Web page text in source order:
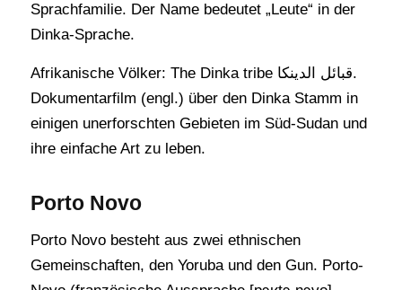
Sprachfamilie. Der Name bedeutet „Leute“ in der
Dinka-Sprache.
Afrikanische Völker: The Dinka tribe قبائل الدينكا.
Dokumentarfilm (engl.) über den Dinka Stamm in
einigen unerforschten Gebieten im Süd-Sudan und
ihre einfache Art zu leben.
Porto Novo
Porto Novo besteht aus zwei ethnischen
Gemeinschaften, den Yoruba und den Gun. Porto-